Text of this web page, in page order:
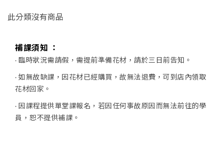
此分類沒有商品
補課須知 ：
· 臨時狀況需請假，需提前準備花材，請於三日前告知。
· 如無故缺課，因花材已經購買，故無法退費，可到店內領取
花材回家。
· 因課程提供單堂課報名，若因任何事故原因而無法前往的學
員，恕不提供補課。